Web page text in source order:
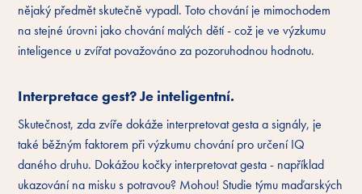
nějaký předmět skutečně vypadl. Toto chování je mimochodem
na stejné úrovni jako chování malých dětí - což je ve výzkumu
inteligence u zvířat považováno za pozoruhodnou hodnotu.
Interpretace gest? Je inteligentní.
Skutečnost, zda zvíře dokáže interpretovat gesta a signály, je
také běžným faktorem při výzkumu chování pro určení IQ
daného druhu. Dokážou kočky interpretovat gesta - například
ukazování na misku s potravou? Mohou! Studie týmu maďarských